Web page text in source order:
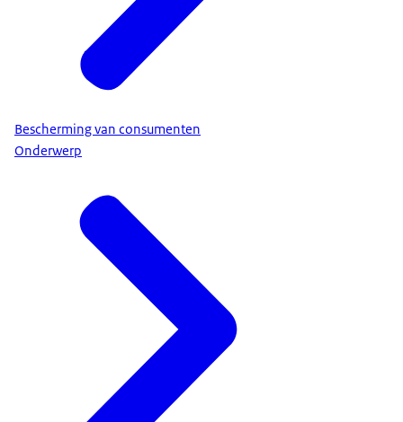
Bescherming van consumenten
Onderwerp